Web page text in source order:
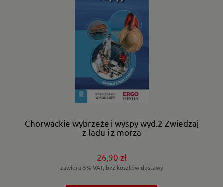
Chorwackie wybrzeże i wyspy wyd.2 Zwiedzaj
z lądu i z morza
26,90 zł
zawiera 5% VAT, bez kosztów dostawy